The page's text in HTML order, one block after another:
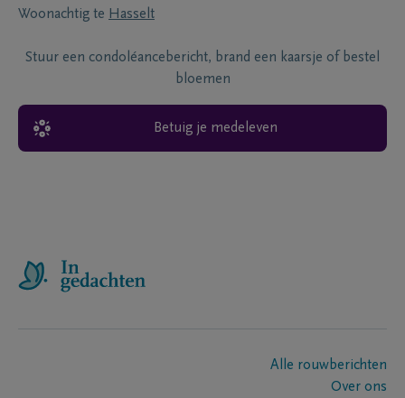
Woonachtig te Hasselt
Stuur een condoléancebericht, brand een kaarsje of bestel
bloemen
Betuig je medeleven
Alle rouwberichten
Over ons